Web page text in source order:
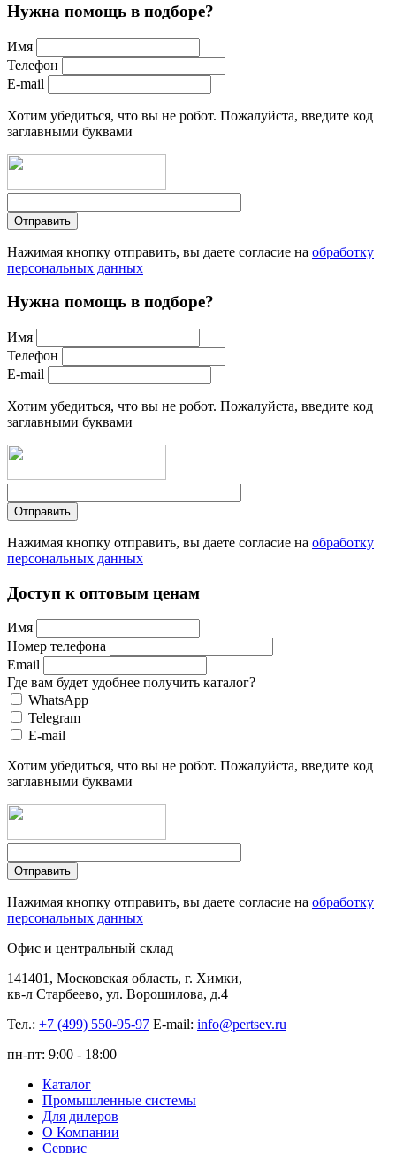
Нужна помощь в подборе?
Имя
Телефон
E-mail
Хотим убедиться, что вы не робот. Пожалуйста, введите код
заглавными буквами
Нажимая кнопку отправить, вы даете согласие на обработку
персональных данных
Нужна помощь в подборе?
Имя
Телефон
E-mail
Хотим убедиться, что вы не робот. Пожалуйста, введите код
заглавными буквами
Нажимая кнопку отправить, вы даете согласие на обработку
персональных данных
Доступ к оптовым ценам
Имя
Номер телефона
Email
Где вам будет удобнее получить каталог?
WhatsApp
Telegram
E-mail
Хотим убедиться, что вы не робот. Пожалуйста, введите код
заглавными буквами
Нажимая кнопку отправить, вы даете согласие на обработку
персональных данных
Офис и центральный склад
141401, Московская область, г. Химки,
кв-л Старбеево, ул. Ворошилова, д.4
Тел.: +7 (499) 550-95-97 E-mail: info@pertsev.ru
пн-пт: 9:00 - 18:00
Каталог
Промышленные системы
Для дилеров
О Компании
Сервис